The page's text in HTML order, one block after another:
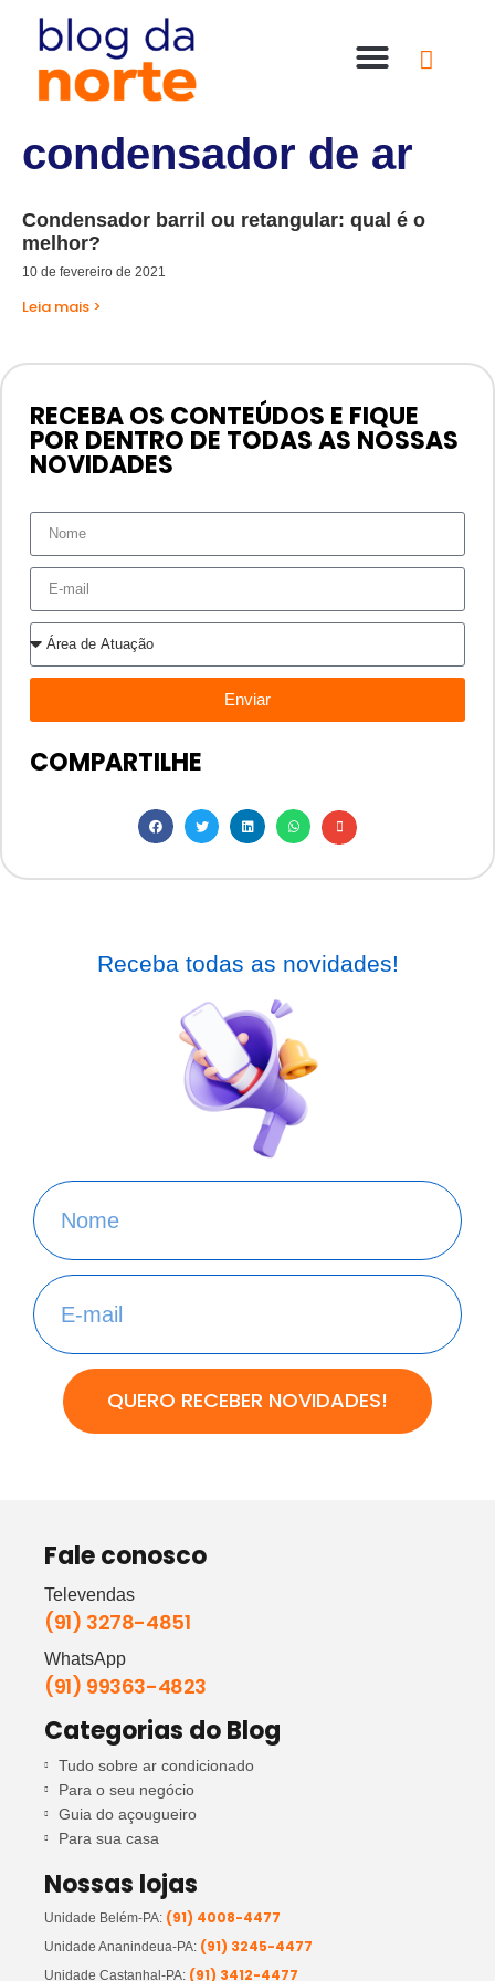
condensador de ar
Condensador barril ou retangular: qual é o
melhor?
10 de fevereiro de 2021
Leia mais >
RECEBA OS CONTEÚDOS E FIQUE
POR DENTRO DE TODAS AS NOSSAS
NOVIDADES
Enviar
COMPARTILHE
Receba todas as novidades!
QUERO RECEBER NOVIDADES!
Fale conosco
Televendas
(91) 3278-4851
WhatsApp
(91) 99363-4823
Categorias do Blog
Tudo sobre ar condicionado
Para o seu negócio
Guia do açougueiro
Para sua casa
Nossas lojas
Unidade Belém-PA: (91) 4008-4477
Unidade Ananindeua-PA: (91) 3245-4477
Unidade Castanhal-PA: (91) 3412-4477